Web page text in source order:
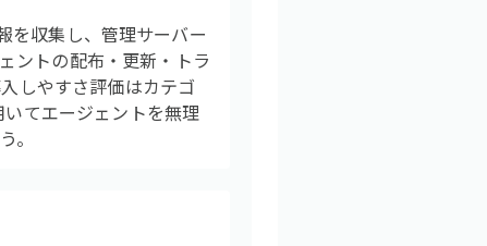
を収集し、管理サーバー
ントの配布・更新・トラ
しやすさ評価はカテゴ
てエージェントを無理
。